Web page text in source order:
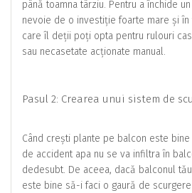
până toamna târziu. Pentru a închide
nevoie de o investiție foarte mare și
care îl deții poți opta pentru rulouri
sau necasetate acționate manual.
Pasul 2: Crearea unui sistem de
Când crești plante pe balcon este
de accident apa nu se va infiltra în
dedesubt. De aceea, dacă balconul
este bine să-i faci o gaură de